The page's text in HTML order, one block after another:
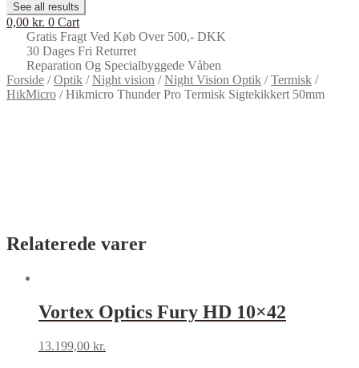
See all results
0,00 kr. 0 Cart
Gratis Fragt Ved Køb Over 500,- DKK
30 Dages Fri Returret
Reparation Og Specialbyggede Våben
Forside /Optik /Night vision /Night Vision Optik /Termisk /
HikMicro /Hikmicro Thunder Pro Termisk Sigtekikkert 50mm
Relaterede varer
Vortex Optics Fury HD 10×42
13.199,00 kr.